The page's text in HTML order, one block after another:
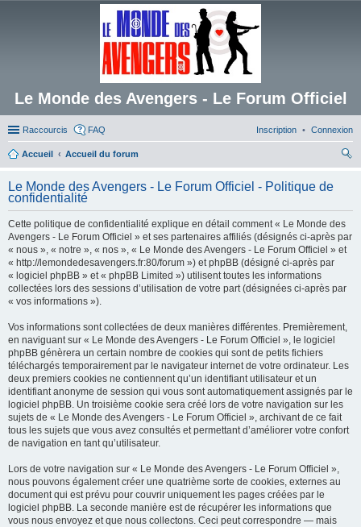
Le Monde des Avengers - Le Forum Officiel
Raccourcis FAQ Connexion
Inscription
Accueil
Accueil du forum
ch
Le Monde des Avengers - Le Forum Officiel - Politique de
confidentialité
Cette politique de confidentialité explique en détail comment « Le Monde des
Avengers - Le Forum Officiel » et ses partenaires affiliés (désignés ci-après par
« nous », « notre », « nos », « Le Monde des Avengers - Le Forum Officiel » et
« http://lemondedesavengers.fr:80/forum ») et phpBB (désigné ci-après par
« logiciel phpBB » et « phpBB Limited ») utilisent toutes les informations
collectées lors des sessions d’utilisation de votre part (désignées ci-après par
« vos informations »).
Vos informations sont collectées de deux manières différentes. Premièrement,
en naviguant sur « Le Monde des Avengers - Le Forum Officiel », le logiciel
phpBB génèrera un certain nombre de cookies qui sont de petits fichiers
téléchargés temporairement par le navigateur internet de votre ordinateur. Les
deux premiers cookies ne contiennent qu’un identifiant utilisateur et un
identifiant anonyme de session qui vous sont automatiquement assignés par le
logiciel phpBB. Un troisième cookie sera créé lors de votre navigation sur les
sujets de « Le Monde des Avengers - Le Forum Officiel », archivant de ce fait
tous les sujets que vous avez consultés et permettant d’améliorer votre confort
de navigation en tant qu’utilisateur.
Lors de votre navigation sur « Le Monde des Avengers - Le Forum Officiel »,
nous pouvons également créer une quatrième sorte de cookies, externes au
document qui est prévu pour couvrir uniquement les pages créées par le
logiciel phpBB. La seconde manière est de récupérer les informations que
vous nous envoyez et que nous collectons. Ceci peut correspondre — mais